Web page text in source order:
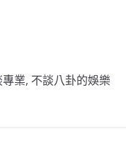
業, 不談八卦的娛樂